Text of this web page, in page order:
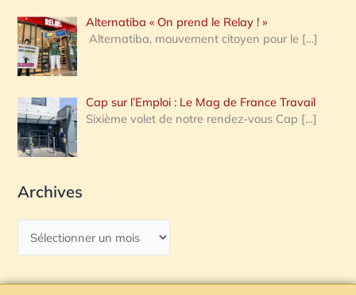
Alternatiba « On prend le Relay ! »
Alternatiba, mouvement citoyen pour le […]
Cap sur l’Emploi : Le Mag de France Travail
Sixième volet de notre rendez-vous Cap […]
Archives